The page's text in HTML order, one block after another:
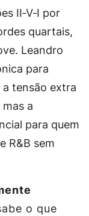
II‑V‑I por
quartais,
Leandro
para
tensão extra
a
para quem
R&B sem
o que